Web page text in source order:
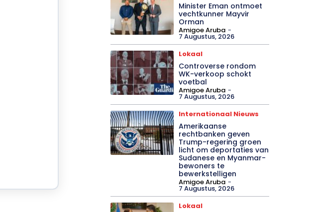
Minister Eman ontmoet
vechtkunner Mayvir
Orman
Amigoe Aruba -
7 Augustus, 2026
Lokaal
Controverse rondom
WK-verkoop schokt
voetbal
Amigoe Aruba -
7 Augustus, 2026
Internationaal Nieuws
Amerikaanse
rechtbanken geven
Trump-regering groen
licht om deportaties van
Sudanese en Myanmar-
bewoners te
bewerkstelligen
Amigoe Aruba -
7 Augustus, 2026
Lokaal